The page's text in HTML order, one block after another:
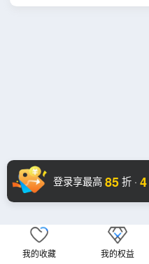
我的收藏 我的权益
登录享最高 85 折 · 4